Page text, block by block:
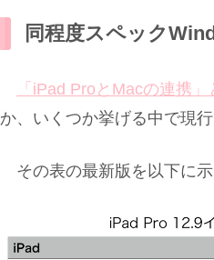
同程度スペック
「iPad ProとMacの連携
か、いくつか挙げる中で現
その表の最新版を以下に示